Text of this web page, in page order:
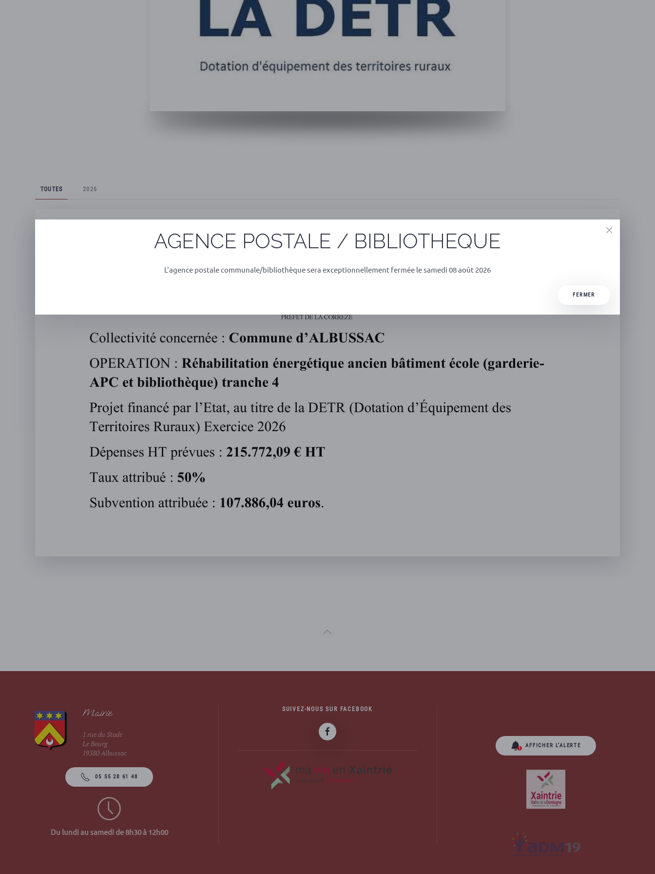
TOUTES 2026
Mairie
1 rue du Stade
Le Bourg
19380 Albussac
05 55 28 61 48
Du lundi au samedi de 8h30 à 12h00
SUIVEZ-NOUS SUR FACEBOOK
AFFICHER L’ALERTE
AGENCE POSTALE / BIBLIOTHEQUE
L'agence postale communale/bibliothèque sera exceptionnellement fermée le samedi 08 août 2026
FERMER